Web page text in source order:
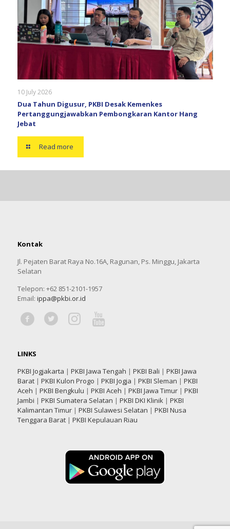
10 July 2026
Dua Tahun Digusur, PKBI Desak Kemenkes
Pertanggungjawabkan Pembongkaran Kantor Hang
Jebat
Read more
Kontak
Jl. Pejaten Barat Raya No.16A, Ragunan, Ps. Minggu, Jakarta
Selatan
Telepon: +62 851-2101-1957
Email: ippa@pkbi.or.id
LINKS
PKBI Jogjakarta | PKBI Jawa Tengah | PKBI Bali | PKBI Jawa
Barat| PKBI Kulon Progo | PKBI Jogja | PKBI Sleman | PKBI
Aceh | PKBI Bengkulu | PKBI Aceh | PKBI Jawa Timur| PKBI
Jambi | PKBI Sumatera Selatan | PKBI DKI Klinik| PKBI
Kalimantan Timur| PKBI Sulawesi Selatan | PKBI Nusa
Tenggara Barat| PKBI Kepulauan Riau